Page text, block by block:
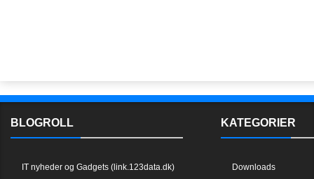
BLOGROLL
IT nyheder og Gadgets (link.123data.dk)
KATEGORIER
Downloads